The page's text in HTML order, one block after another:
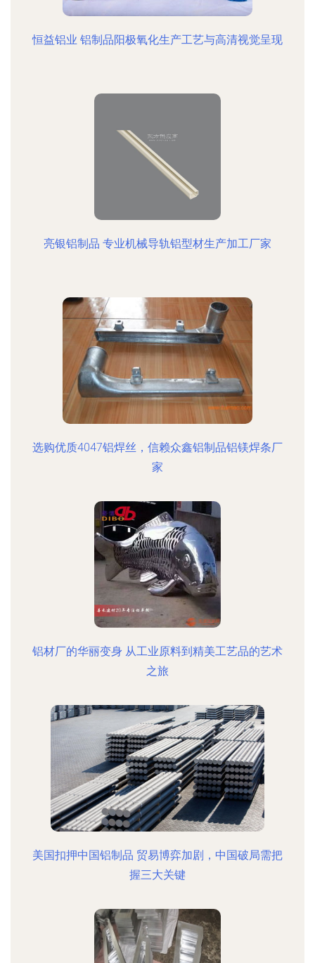
恒益铝业 铝制品阳极氧化生产工艺与高清视觉呈现
亮银铝制品 专业机械导轨铝型材生产加工厂家
选购优质4047铝焊丝，信赖众鑫铝制品铝镁焊条厂
家
铝材厂的华丽变身 从工业原料到精美工艺品的艺术
之旅
美国扣押中国铝制品 贸易博弈加剧，中国破局需把
握三大关键